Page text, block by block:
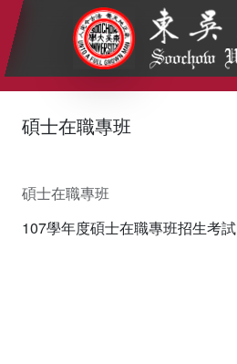
:::
碩士在職專班
碩士在職專班
107學年度碩士在職專班招生考試